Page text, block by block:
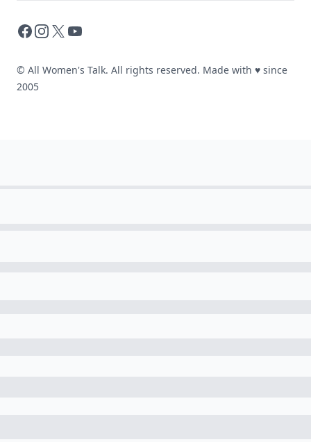
Facebook
Instagram
X YouTube
© All Women's Talk. All rights reserved. Made with ♥ since
2005